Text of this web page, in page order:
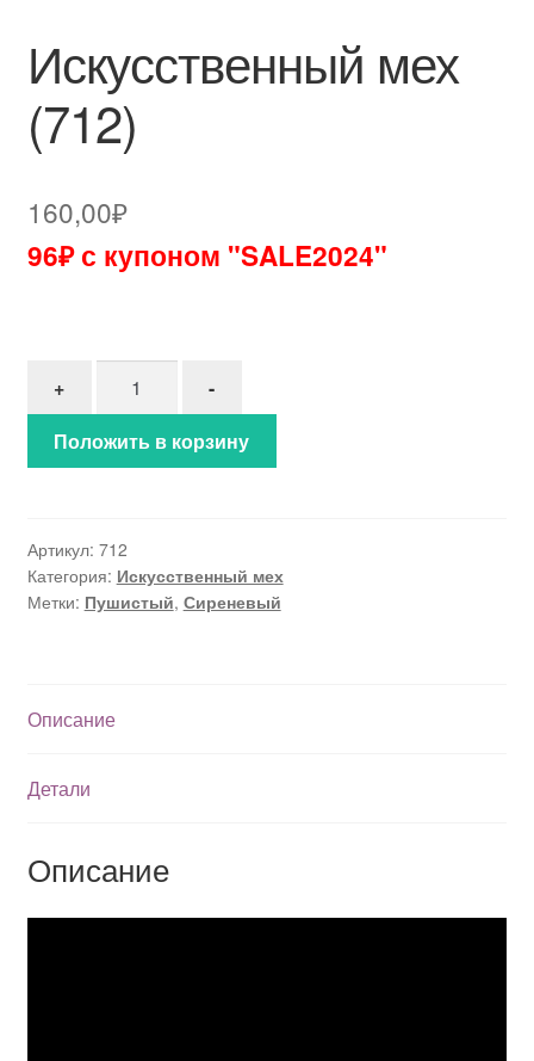
Искусственный мех
(712)
160,00₽
96₽ с купоном "SALE2024"
+
-
Положить в корзину
Артикул: 712
Категория: Искусственный мех
Метки: Пушистый, Сиреневый
Описание
Детали
Описание